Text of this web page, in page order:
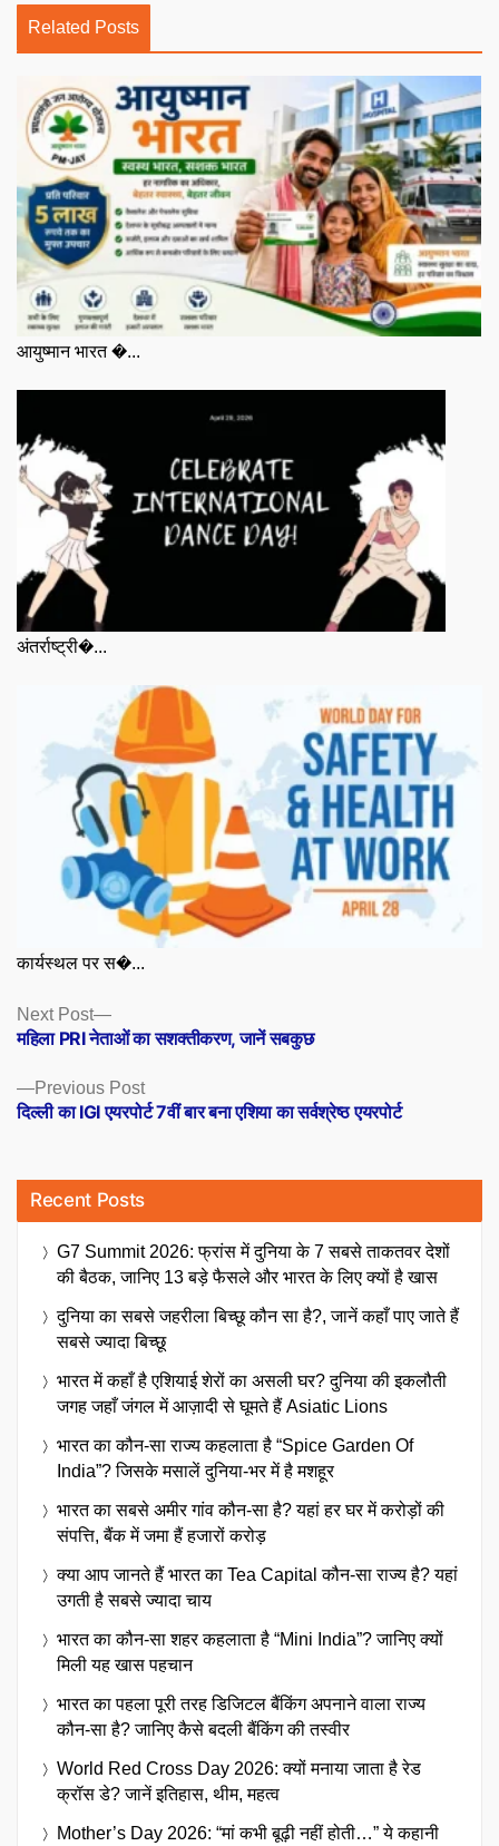
Related Posts
आयुष्मान भारत �...
अंतर्राष्ट्री�...
कार्यस्थल पर स�...
Posts
navigation
Previous PostPrevious
post:
दिल्ली का IGI एयरपोर्ट 7वीं बार बना एशिया का सर्वश्रेष्ठ एयरपोर्ट
Next Post
Next
post:
महिला PRI नेताओं का सशक्तीकरण, जानें सबकुछ
Recent Posts
G7 Summit 2026: फ्रांस में दुनिया के 7 सबसे ताकतवर देशों
की बैठक, जानिए 13 बड़े फैसले और भारत के लिए क्यों है खास
दुनिया का सबसे जहरीला बिच्छू कौन सा है?, जानें कहाँ पाए जाते हैं
सबसे ज्यादा बिच्छू
भारत में कहाँ है एशियाई शेरों का असली घर? दुनिया की इकलौती
जगह जहाँ जंगल में आज़ादी से घूमते हैं Asiatic Lions
भारत का कौन-सा राज्य कहलाता है “Spice Garden Of
India”? जिसके मसालें दुनिया-भर में है मशहूर
भारत का सबसे अमीर गांव कौन-सा है? यहां हर घर में करोड़ों की
संपत्ति, बैंक में जमा हैं हजारों करोड़
क्या आप जानते हैं भारत का Tea Capital कौन-सा राज्य है? यहां
उगती है सबसे ज्यादा चाय
भारत का कौन-सा शहर कहलाता है “Mini India”? जानिए क्यों
मिली यह खास पहचान
भारत का पहला पूरी तरह डिजिटल बैंकिंग अपनाने वाला राज्य
कौन-सा है? जानिए कैसे बदली बैंकिंग की तस्वीर
World Red Cross Day 2026: क्यों मनाया जाता है रेड
क्रॉस डे? जानें इतिहास, थीम, महत्व
Mother’s Day 2026: “मां कभी बूढ़ी नहीं होती…” ये कहानी